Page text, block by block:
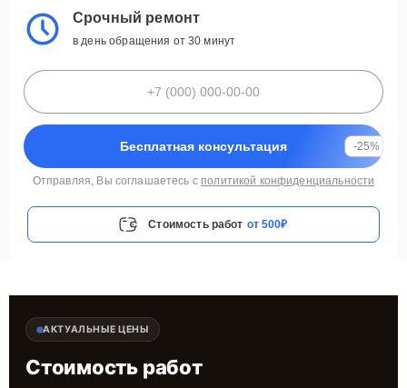
Срочный ремонт
в день обращения от 30 минут
Бесплатная консультация -25%
Отправляя, Вы соглашаетесь с политикой конфиденциальности
Стоимость работ от 500₽
АКТУАЛЬНЫЕ ЦЕНЫ
Стоимость работ